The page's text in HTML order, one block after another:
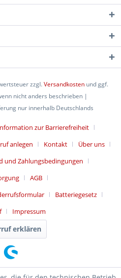
zzgl.Versandkosten und ggf.
nicht anders beschrieben |
nur innerhalb Deutschlands
zur Barrierefreiheit
anlegen Kontakt
Über uns
und Zahlungsbedingungen
AGB
Batteriegesetz
Impressum
erklären